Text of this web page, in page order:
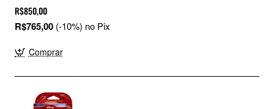
R$850,00
R$765,00 (-10%) no Pix
Comprar